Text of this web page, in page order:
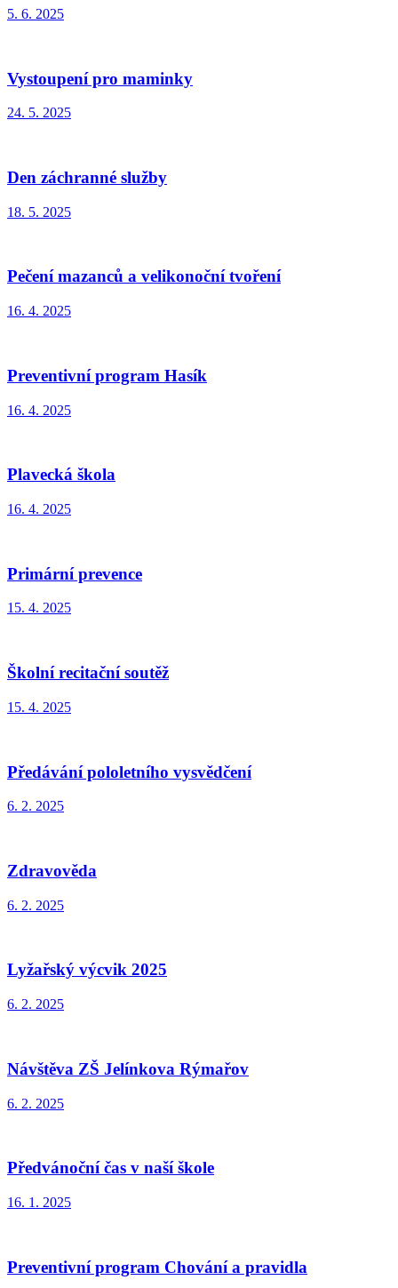
5. 6. 2025
Vystoupení pro maminky
24. 5. 2025
Den záchranné služby
18. 5. 2025
Pečení mazanců a velikonoční tvoření
16. 4. 2025
Preventivní program Hasík
16. 4. 2025
Plavecká škola
16. 4. 2025
Primární prevence
15. 4. 2025
Školní recitační soutěž
15. 4. 2025
Předávání pololetního vysvědčení
6. 2. 2025
Zdravověda
6. 2. 2025
Lyžařský výcvik 2025
6. 2. 2025
Návštěva ZŠ Jelínkova Rýmařov
6. 2. 2025
Předvánoční čas v naší škole
16. 1. 2025
Preventivní program Chování a pravidla